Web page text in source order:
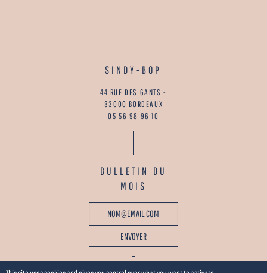
SINDY-BOP
44 RUE DES GANTS -
33000 BORDEAUX
05 56 98 96 10
BULLETIN DU
MOIS